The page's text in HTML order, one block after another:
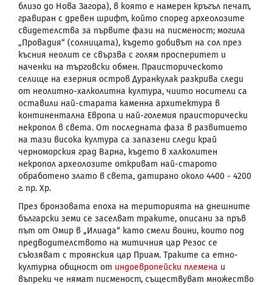
близо до Нова Загора), в която е намерен кръгъл печат,
гравиран с древен шрифт, който според археолозите
свидетелства за първите фази на писменост; могила
„Провадия“ (солницата), където добивът на сол през
късния неолит се свързва с голям просперитет и
наченки на търговски обмен. Праисторическото
селище на езерния остров Дуранкулак разкрива следи
от неолитно-халколитна култура, чиито носители са
оставили най-старата каменна архитектура в
континентална Европа и най-големия праисторически
некропол в света. От последната фаза в развитието
на тази висока култура са запазени следи край
черноморския град Варна, където в халколитен
некропол археолозите откриват най-старото
обработено злато в света, датирано около 4400 - 4200
г. пр. Хр.
През бронзовата епоха на територията на днешните
български земи се заселват траките, описани за пръв
път от Омир в „Илиада“ като смели воини, които под
предводителството на митичния цар Резос се
съюзяват с троянския цар Приам. Траките са етно-
културна общност от индоевропейски племена и
въпреки че нямат писменост, съществуват множество